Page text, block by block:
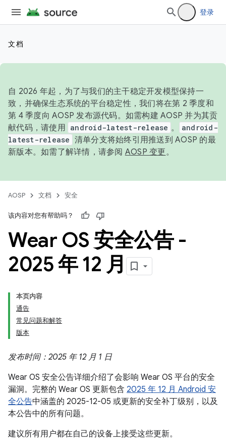
登录
文档
自 2026 年起，为了与我们的主干稳定开发模型保持一
致，并确保生态系统的平台稳定性，我们将在第 2 季度和
第 4 季度向 AOSP 发布源代码。如需构建 AOSP 并为其贡
献代码，请使用 android-latest-release 。
android-
latest-release 清单分支将始终引用推送到 AOSP 的最
新版本。如需了解详情，请参阅 AOSP 变更。
AOSP 文档 安全
该内容对您有帮助吗？
Wear OS 安全公告 -
2025 年 12 月
本页内容
通告
常见问题和解答
版本
发布时间：2025 年 12 月 1 日
Wear OS 安全公告详细介绍了会影响 Wear OS 平台的安全
漏洞。完整的 Wear OS 更新包含 2025 年 12 月 Android 安
全公告中涵盖的 2025-12-05 或更新的安全补丁级别，以及
本公告中的所有问题。
建议所有用户都在自己的设备上接受这些更新。